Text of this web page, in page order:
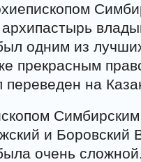
одним из
прекрасным
переведен на
и
очень